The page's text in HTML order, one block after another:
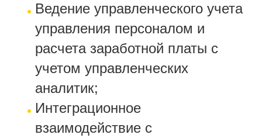
Ведение управленческого учета
управления персоналом и
расчета заработной платы с
учетом управленческих
аналитик;
Интеграционное
взаимодействие с